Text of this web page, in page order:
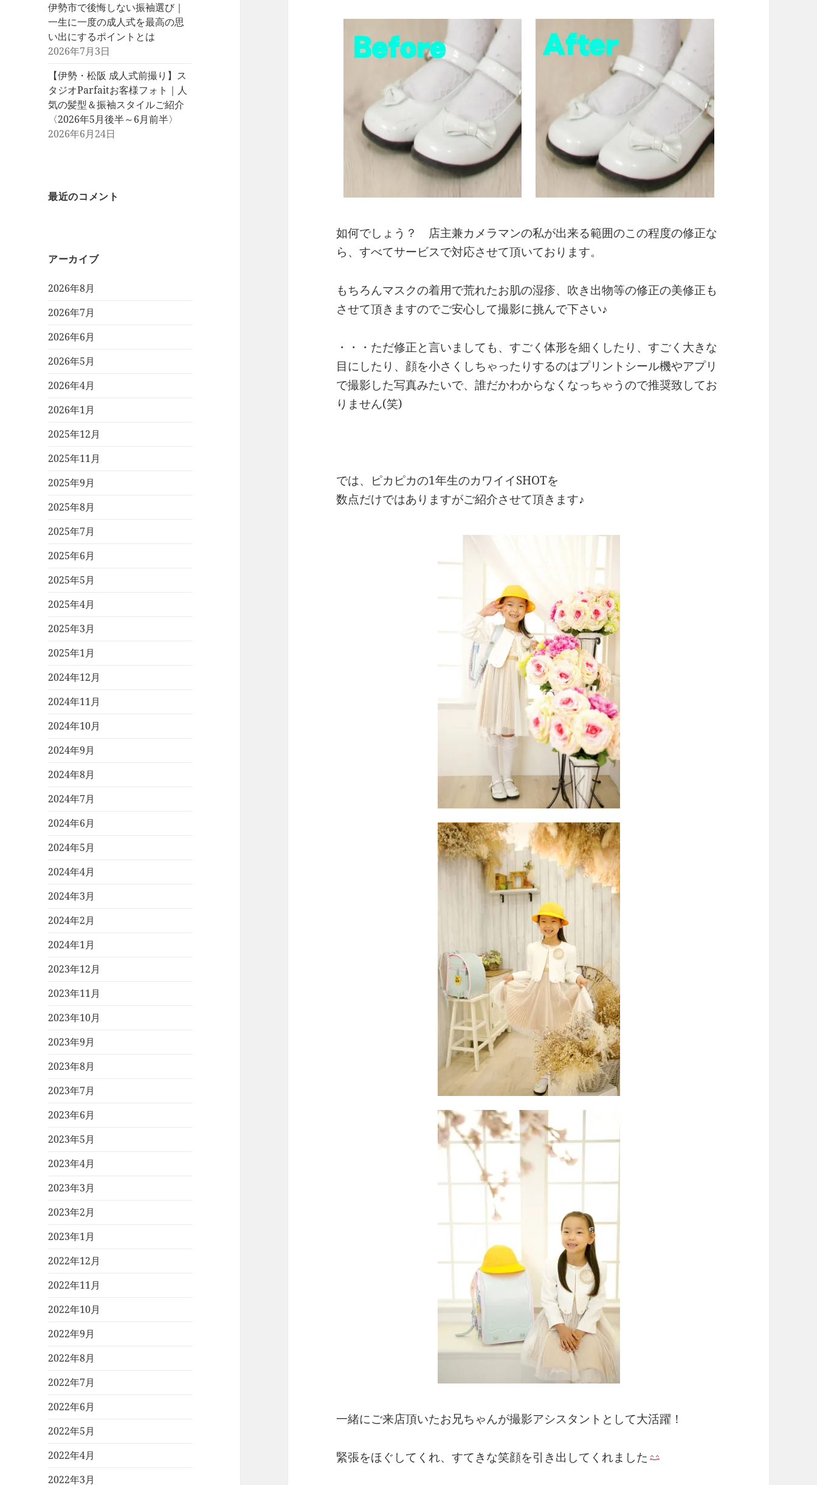
伊勢市で後悔しない振袖選び｜
一生に一度の成人式を最高の思
い出にするポイントとは
2026年7月3日
【伊勢・松阪 成人式前撮り】ス
タジオParfaitお客様フォト｜人
気の髪型＆振袖スタイルご紹介
〈2026年5月後半～6月前半〉
2026年6月24日
最近のコメント
アーカイブ
2026年8月
2026年7月
2026年6月
2026年5月
2026年4月
2026年1月
2025年12月
2025年11月
2025年9月
2025年8月
2025年7月
2025年6月
2025年5月
2025年4月
2025年3月
2025年1月
2024年12月
2024年11月
2024年10月
2024年9月
2024年8月
2024年7月
2024年6月
2024年5月
2024年4月
2024年3月
2024年2月
2024年1月
2023年12月
2023年11月
2023年10月
2023年9月
2023年8月
2023年7月
2023年6月
2023年5月
2023年4月
2023年3月
2023年2月
2023年1月
2022年12月
2022年11月
2022年10月
2022年9月
2022年8月
2022年7月
2022年6月
2022年5月
2022年4月
2022年3月
如何でしょう？ 店主兼カメラマンの私が出来る範囲のこの程度の修正な
ら、すべてサービスで対応させて頂いております。
もちろんマスクの着用で荒れたお肌の湿疹、吹き出物等の修正の美修正も
させて頂きますのでご安心して撮影に挑んで下さい♪
・・・ただ修正と言いましても、すごく体形を細くしたり、すごく大きな
目にしたり、顔を小さくしちゃったりするのはプリントシール機やアプリ
で撮影した写真みたいで、誰だかわからなくなっちゃうので推奨致してお
りません(笑)
では、ピカピカの1年生のカワイイSHOTを
数点だけではありますがご紹介させて頂きます♪
一緒にご来店頂いたお兄ちゃんが撮影アシスタントとして大活躍！
緊張をほぐしてくれ、すてきな笑顔を引き出してくれました